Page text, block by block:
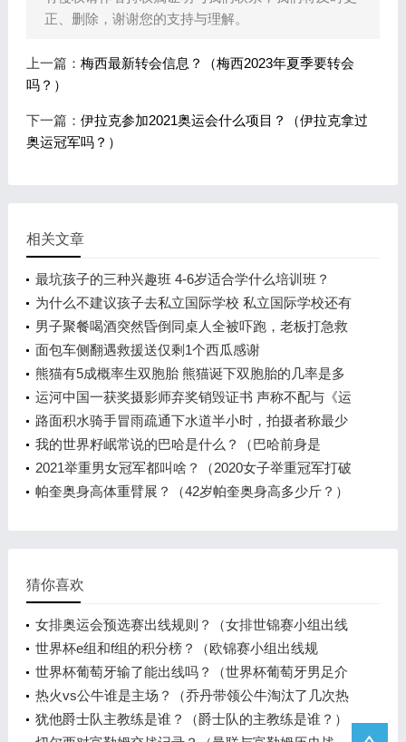
正、删除，谢谢您的支持与理解。
上一篇： 梅西最新转会信息？（梅西2023年夏季要转会
吗？）
下一篇： 伊拉克参加2021奥运会什么项目？（伊拉克拿过
奥运冠军吗？）
相关文章
最坑孩子的三种兴趣班 4-6岁适合学什么培训班？
为什么不建议孩子去私立国际学校 私立国际学校还有
前途吗？
男子聚餐喝酒突然昏倒同桌人全被吓跑，老板打急救
电话
面包车侧翻遇救援送仅剩1个西瓜感谢
熊猫有5成概率生双胞胎 熊猫诞下双胞胎的几率是多
少？
运河中国一获奖摄影师弃奖销毁证书 声称不配与《运
河魅影》共同获奖
路面积水骑手冒雨疏通下水道半小时，拍摄者称最少
有半个小时
我的世界籽岷常说的巴哈是什么？（巴哈前身是
谁？）
2021举重男女冠军都叫啥？（2020女子举重冠军打破
几项奥运纪录？）
帕奎奥身高体重臂展？（42岁帕奎奥身高多少斤？）
猜你喜欢
女排奥运会预选赛出线规则？（女排世锦赛小组出线
规则？）
世界杯e组和f组的积分榜？（欧锦赛小组出线规
则？）
世界杯葡萄牙输了能出线吗？（世界杯葡萄牙男足介
绍？）
热火vs公牛谁是主场？（乔丹带领公牛淘汰了几次热
火？）
犹他爵士队主教练是谁？（爵士队的主教练是谁？）